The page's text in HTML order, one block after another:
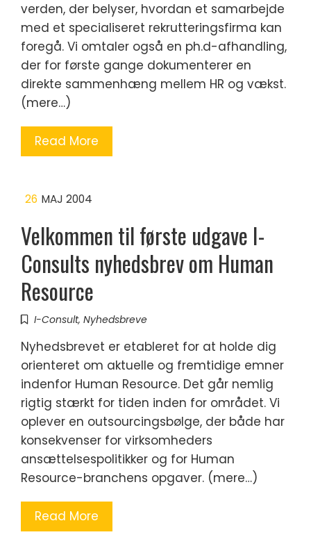
verden, der belyser, hvordan et samarbejde
med et specialiseret rekrutteringsfirma kan
foregå. Vi omtaler også en ph.d-afhandling,
der for første gange dokumenterer en
direkte sammenhæng mellem HR og vækst.
(mere…)
Read More
26 MAJ 2004
Velkommen til første udgave I-
Consults nyhedsbrev om Human
Resource
I-Consult, Nyhedsbreve
Nyhedsbrevet er etableret for at holde dig
orienteret om aktuelle og fremtidige emner
indenfor Human Resource. Det går nemlig
rigtig stærkt for tiden inden for området. Vi
oplever en outsourcingsbølge, der både har
konsekvenser for virksomheders
ansættelsespolitikker og for Human
Resource-branchens opgaver. (mere…)
Read More